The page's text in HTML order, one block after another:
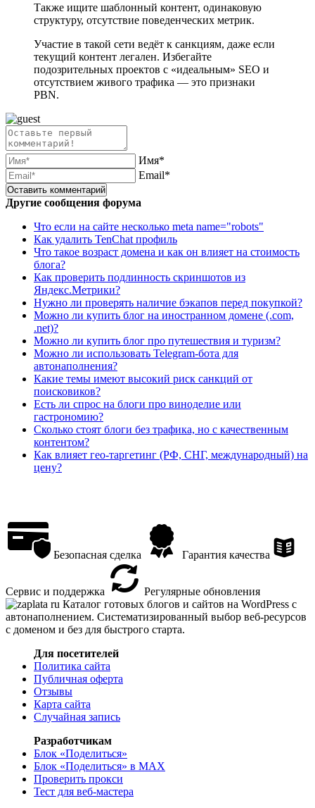
Также ищите шаблонный контент, одинаковую
структуру, отсутствие поведенческих метрик.
Участие в такой сети ведёт к санкциям, даже если
текущий контент легален. Избегайте
подозрительных проектов с «идеальным» SEO и
отсутствием живого трафика — это признаки
PBN.
Имя*
Email*
Другие сообщения форума
Что если на сайте несколько meta name="robots"
Как удалить TenChat профиль
Что такое возраст домена и как он влияет на стоимость
блога?
Как проверить подлинность скриншотов из
Яндекс.Метрики?
Нужно ли проверять наличие бэкапов перед покупкой?
Можно ли купить блог на иностранном домене (.com,
.net)?
Можно ли купить блог про путешествия и туризм?
Можно ли использовать Telegram-бота для
автонаполнения?
Какие темы имеют высокий риск санкций от
поисковиков?
Есть ли спрос на блоги про виноделие или
гастрономию?
Сколько стоят блоги без трафика, но с качественным
контентом?
Как влияет гео-таргетинг (РФ, СНГ, международный) на
цену?
Безопасная сделка Гарантия качества
Сервис и поддержка
Регулярные обновления
Каталог готовых блогов и сайтов на WordPress с
автонаполнением. Систематизированный выбор веб-ресурсов
с доменом и без для быстрого старта.
Для посетителей
Политика сайта
Публичная оферта
Отзывы
Карта сайта
Случайная запись
Разработчикам
Блок «Поделиться»
Блок «Поделиться» в MAX
Проверить прокси
Тест для веб-мастера